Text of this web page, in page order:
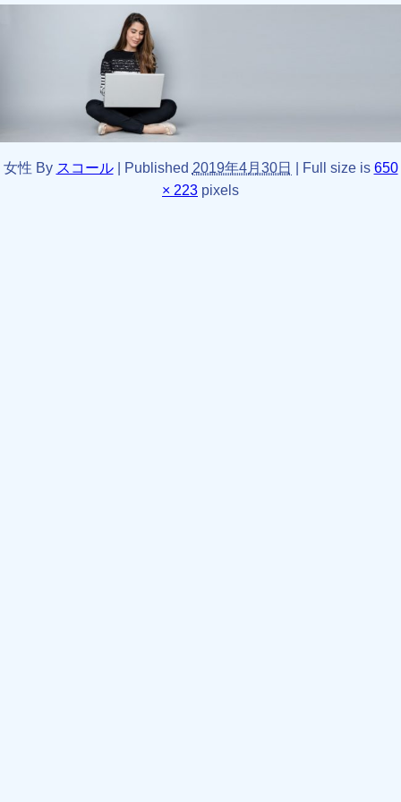
女性 By スコール Published 2019年4月30日 Full size is 650
× 223 pixels